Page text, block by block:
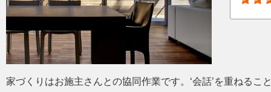
家づくりはお施主さんとの協同作業です。‘会話’を重ねる